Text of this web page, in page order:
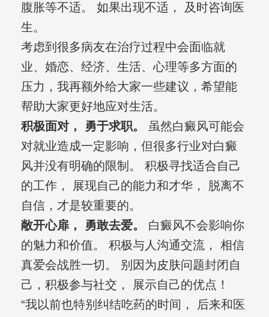
腹胀等不适。 如果出现不适， 及时咨询医
生。
考虑到很多病友在治疗过程中会面临就
业、婚恋、经济、生活、心理等多方面的
压力，我再额外给大家一些建议，希望能
帮助大家更好地应对生活。
积极面对， 勇于求职。
虽然白癜风可能会
对就业造成一定影响，但很多行业对白癜
风并没有明确的限制。 积极寻找适合自己
的工作， 展现自己的能力和才华， 脱离不
自信，才是较重要的。
敞开心扉， 勇敢去爱。
白癜风不会影响你
的魅力和价值。 积极与人沟通交流， 相信
真爱会战胜一切。 别因为皮肤问题封闭自
己，积极参与社交， 展示自己的优点！
“我以前也特别纠结吃药的时间， 后来和医